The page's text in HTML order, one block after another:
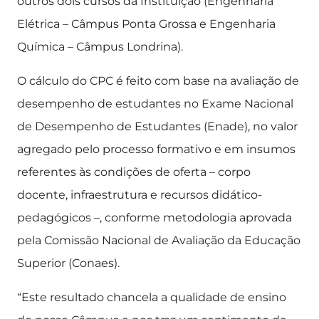
Elétrica – Câmpus Ponta Grossa e Engenharia
Química – Câmpus Londrina).
O cálculo do CPC é feito com base na avaliação de
desempenho de estudantes no Exame Nacional
de Desempenho de Estudantes (Enade), no valor
agregado pelo processo formativo e em insumos
referentes às condições de oferta – corpo
docente, infraestrutura e recursos didático-
pedagógicos –, conforme metodologia aprovada
pela Comissão Nacional de Avaliação da Educação
Superior (Conaes).
“Este resultado chancela a qualidade de ensino